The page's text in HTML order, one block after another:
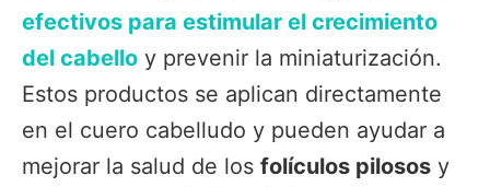
efectivos para estimular el crecimiento
del cabello y prevenir la miniaturización.
Estos productos se aplican directamente
en el cuero cabelludo y pueden ayudar a
mejorar la salud de los folículos pilosos y